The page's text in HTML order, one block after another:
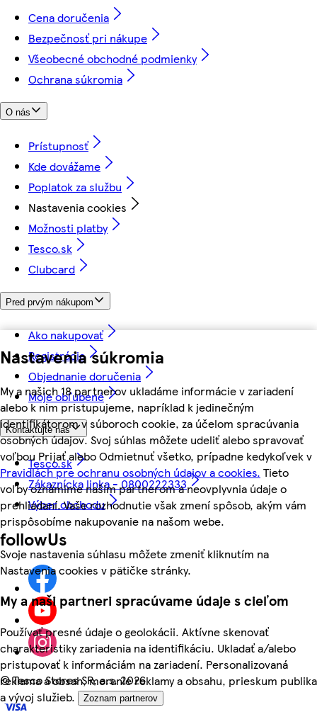
Nastavenia súkromia
My a našich 18 partnerov ukladáme informácie v zariadení
alebo k nim pristupujeme, napríklad k jedinečným
identifikátorom v súboroch cookie, za účelom spracúvania
osobných údajov. Svoj súhlas môžete udeliť alebo spravovať
voľbou Prijať alebo Odmietnuť všetko, prípadne kedykoľvek v
Pravidlách pre ochranu osobných údajov a cookies. Tieto
voľby oznámime našim partnerom a neovplyvnia údaje o
prehliadaní. Vaše rozhodnutie však zmení spôsob, akým vám
prispôsobíme nakupovanie na našom webe.
Svoje nastavenia súhlasu môžete zmeniť kliknutím na
Nastavenia cookies v pätičke stránky.
My a naši partneri spracúvame údaje s cieľom
Používať presné údaje o geolokácii. Aktívne skenovať
charakteristiky zariadenia na identifikáciu. Ukladať a/alebo
pristupovať k informáciám na zariadení. Personalizovaná
reklama a obsah, meranie reklamy a obsahu, prieskum publika
a vývoj služieb.
Zoznam partnerov
Cena doručenia
Bezpečnosť pri nákupe
Všeobecné obchodné podmienky
Ochrana súkromia
O nás
Prístupnosť
Kde dovážame
Poplatok za službu
Nastavenia cookies
Možnosti platby
Tesco.sk
Clubcard
Pred prvým nákupom
Ako nakupovať
Registrácia
Objednanie doručenia
Moje obľúbené
Kontaktujte nás
Tesco.sk
Zákaznícka linka - 0800222333
Výber obchodu
followUs
©Tesco Stores SR, a.s. 2026